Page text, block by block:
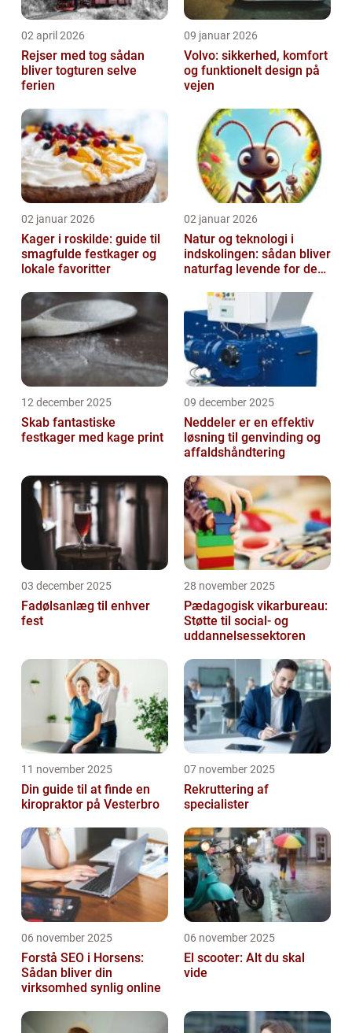
02 april 2026
Rejser med tog sådan
bliver togturen selve
ferien
09 januar 2026
Volvo: sikkerhed, komfort
og funktionelt design på
vejen
02 januar 2026
Kager i roskilde: guide til
smagfulde festkager og
lokale favoritter
02 januar 2026
Natur og teknologi i
indskolingen: sådan bliver
naturfag levende for de
12 december 2025
Skab fantastiske
festkager med kage print
09 december 2025
Neddeler er en effektiv
løsning til genvinding og
affaldshåndtering
03 december 2025
Fadølsanlæg til enhver
fest
28 november 2025
Pædagogisk vikarbureau:
Støtte til social- og
uddannelsessektoren
11 november 2025
Din guide til at finde en
kiropraktor på Vesterbro
07 november 2025
Rekruttering af
specialister
06 november 2025
Forstå SEO i Horsens:
Sådan bliver din
virksomhed synlig online
06 november 2025
El scooter: Alt du skal
vide